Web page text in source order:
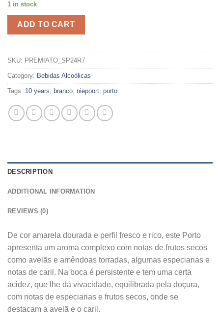
1 in stock
ADD TO CART
SKU: PREMIATO_SP24R7
Category: Bebidas Alcoólicas
Tags: 10 years, branco, niepoort, porto
DESCRIPTION
ADDITIONAL INFORMATION
REVIEWS (0)
De cor amarela dourada e perfil fresco e rico, este Porto
apresenta um aroma complexo com notas de frutos secos
como avelãs e amêndoas torradas, algumas especiarias e
notas de caril. Na boca é persistente e tem uma certa
acidez, que lhe dá vivacidade, equilibrada pela doçura,
com notas de especiarias e frutos secos, onde se
destacam a avelã e o caril.